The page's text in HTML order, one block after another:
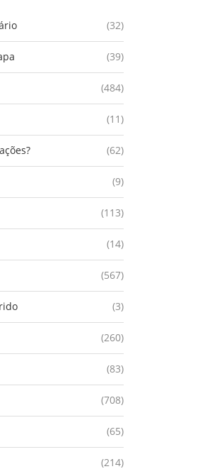
(32)
(39)
(484)
(11)
(62)
(9)
(113)
(14)
(567)
(3)
(260)
(83)
(708)
(65)
(214)